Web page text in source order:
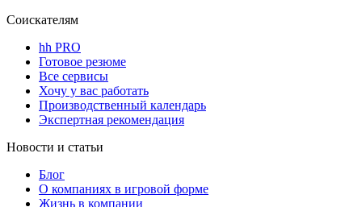
Соискателям
hh PRO
Готовое резюме
Все сервисы
Хочу у вас работать
Производственный календарь
Экспертная рекомендация
Новости и статьи
Блог
О компаниях в игровой форме
Жизнь в компании